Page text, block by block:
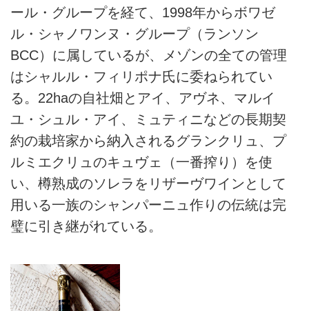
ール・グループを経て、1998年からボワゼ
ル・シャノワンヌ・グループ（ランソン
BCC）に属しているが、メゾンの全ての管理
はシャルル・フィリポナ氏に委ねられてい
る。22haの自社畑とアイ、アヴネ、マルイ
ユ・シュル・アイ、ミュティニなどの長期契
約の栽培家から納入されるグランクリュ、プ
ルミエクリュのキュヴェ（一番搾り）を使
い、樽熟成のソレラをリザーヴワインとして
用いる一族のシャンパーニュ作りの伝統は完
璧に引き継がれている。